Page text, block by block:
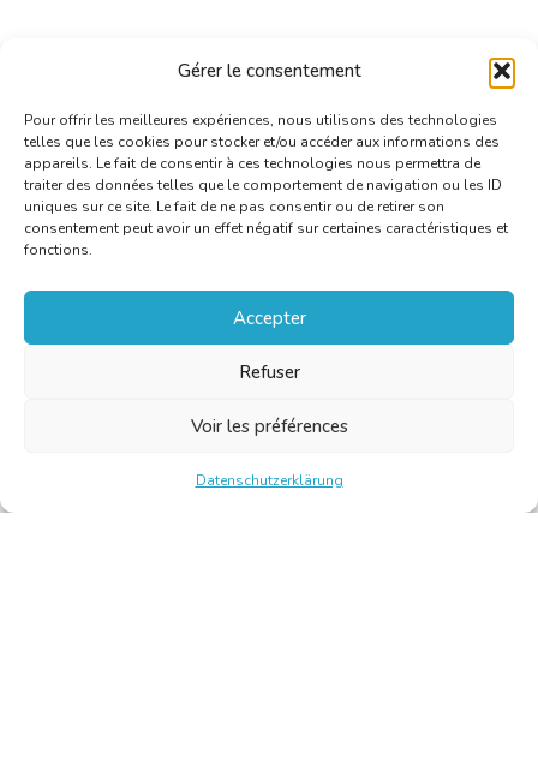
Gérer le consentement
Pour offrir les meilleures expériences, nous utilisons des technologies
telles que les cookies pour stocker et/ou accéder aux informations des
appareils. Le fait de consentir à ces technologies nous permettra de
traiter des données telles que le comportement de navigation ou les ID
uniques sur ce site. Le fait de ne pas consentir ou de retirer son
consentement peut avoir un effet négatif sur certaines caractéristiques et
fonctions.
Accepter
Refuser
Voir les préférences
Datenschutzerklärung